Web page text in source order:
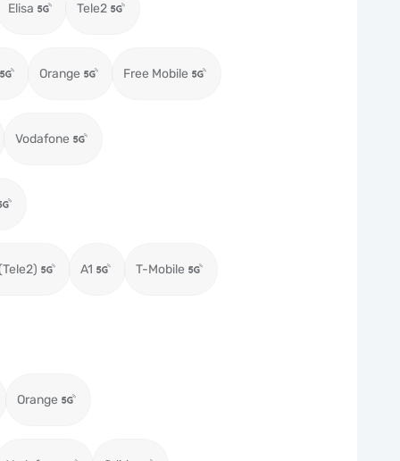
Elisa Tele2
Orange Free Mobile
Vodafone
A1 T-Mobile
Orange